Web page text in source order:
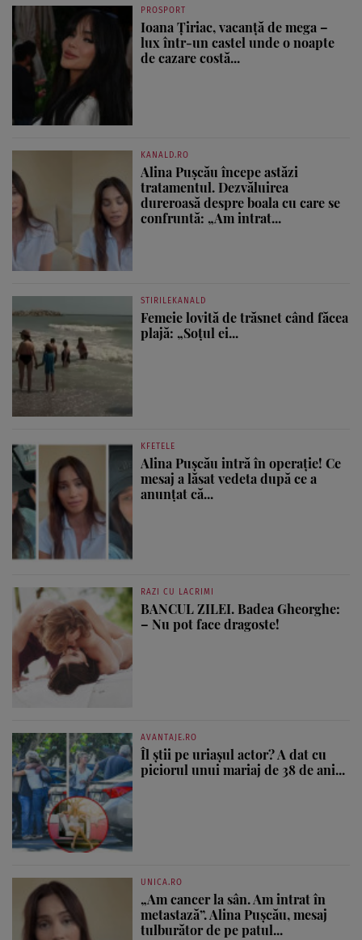
PROSPORT
Ioana Țiriac, vacanță de mega –
lux într-un castel unde o noapte
de cazare costă...
KANALD.RO
Alina Pușcău începe astăzi
tratamentul. Dezvăluirea
dureroasă despre boala cu care se
confruntă: „Am intrat...
STIRILEKANALD
Femeie lovită de trăsnet când făcea
plajă: „Soțul ei...
KFETELE
Alina Pușcău intră în operație! Ce
mesaj a lăsat vedeta după ce a
anunțat că...
RAZI CU LACRIMI
BANCUL ZILEI. Badea Gheorghe:
– Nu pot face dragoste!
AVANTAJE.RO
Îl știi pe uriașul actor? A dat cu
piciorul unui mariaj de 38 de ani...
UNICA.RO
„Am cancer la sân. Am intrat în
metastază”. Alina Pușcău, mesaj
tulburător de pe patul...